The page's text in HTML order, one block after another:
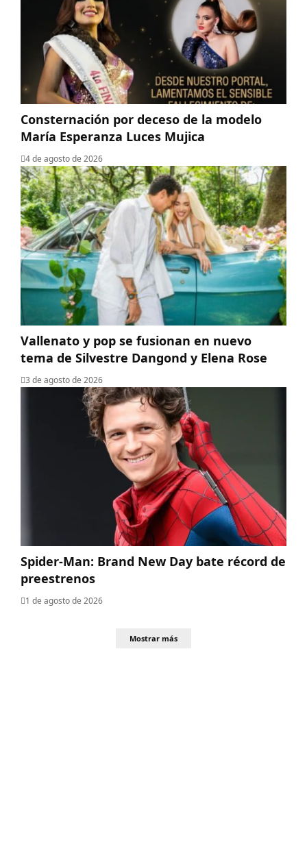
Consternación por deceso de la modelo
María Esperanza Luces Mujica
4 de agosto de 2026
Vallenato y pop se fusionan en nuevo
tema de Silvestre Dangond y Elena Rose
3 de agosto de 2026
Spider-Man: Brand New Day bate récord de
preestrenos
1 de agosto de 2026
Mostrar más